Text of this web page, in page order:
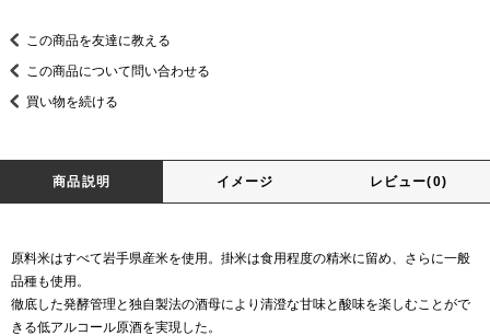
この商品を友達に教える
この商品について問い合わせる
買い物を続ける
商品説明 イメージ レビュー(0)
原料米はすべて岩手県産米を使用。掛米は食用程度の精米に留め、さらに一般
品種も使用。
徹底した発酵管理と独自製法の酒母により清澄な甘味と酸味を楽しむことがで
きる低アルコール原酒を実現した。